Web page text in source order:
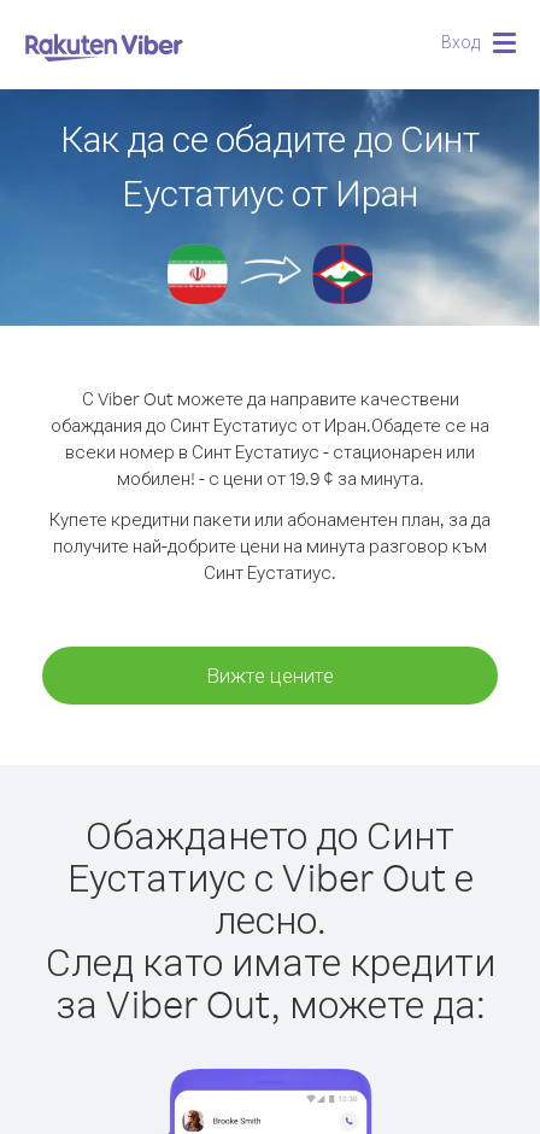
Вход
Как да се обадите до Синт
Еустатиус от Иран
С Viber Out можете да направите качествени
обаждания до Синт Еустатиус от Иран.Обадете се на
всеки номер в Синт Еустатиус - стационарен или
мобилен! - с цени от 19.9 ¢ за минута.
Купете кредитни пакети или абонаментен план, за да
получите най-добрите цени на минута разговор към
Синт Еустатиус.
Вижте цените
Обаждането до Синт
Еустатиус с Viber Out е
лесно.
След като имате кредити
за Viber Out, можете да: